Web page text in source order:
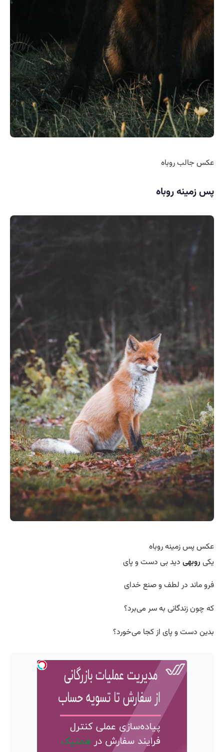
عکس جالب روباه
پس زمینه روباه
عکس پس زمینه روباه
یکی روبهی دید بی دست و پای
فرو ماند در لطف و صنع خدای
که چون زندگانی به سر می‌برد؟
بدین دست و پای از کجا می‌خورد؟